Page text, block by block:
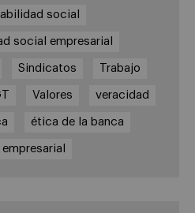
social
social empresarial
Sindicatos Trabajo
Valores veracidad
ética de la banca